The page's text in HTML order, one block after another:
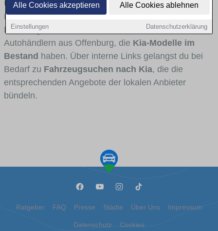
Alle Cookies akzeptieren Alle Cookies ablehnen
Einstellungen Datenschutzerklärung
Umlandverkehr zu sehen sind und für welche
Fahrertypen die Marke interessant ist. Viele
Fahrzeuge stammen von Autohäusern und
Autohändlern aus Offenburg, die Kia-Modelle im
Bestand haben. Über interne Links gelangst du bei
Bedarf zu Fahrzeugsuchen nach Kia, die die
entsprechenden Angebote der lokalen Anbieter
bündeln.
Ratgeber FAQ Presse Städte Über Uns Impressum
Datenschutz Cookies